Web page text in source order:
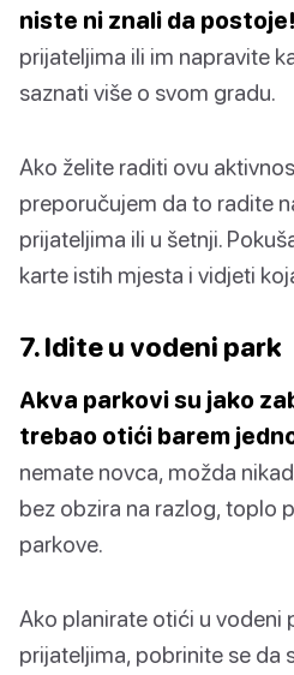
niste ni znali da postoje!
prijateljima ili im napravite
saznati više o svom gradu.
Ako želite raditi ovu
preporučujem da to radite
prijateljima ili u šetnji.
karte istih mjesta i vidjeti
7. Idite u vodeni park
Akva parkovi su jako
trebao otići barem
nemate novca, možda
bez obzira na razlog, toplo
parkove.
Ako planirate otići u vodeni
prijateljima, pobrinite se da